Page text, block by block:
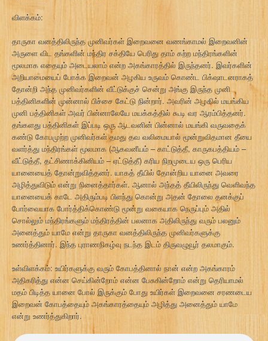
விளக்கம்:
தாருகா வனத்திலிருந்த முனிவர்கள் இறைவனை வணங்காமல் இறைவனின்
அருளை விட தங்களின் மந்திர சக்தியே பெரிது தாம் கற்ற மந்திரங்களின்
மூலமாக எதையும் அடையலாம் என்ற அகங்காரத்தில் இருந்தனர். இவர்களின்
அறியாமையைப் போக்க இறைவன் அழகிய உருவம் கொண்ட பிக்‌ஷாடனராகத்
தோன்றி அந்த முனிவர்களின் வீட்டுக்குச் சென்று அங்கு இருந்த முனி
பத்தினிகளின் முன்னால் பிச்சை கேட்டு நின்றார். அவரின் அழகில் மயங்கிய
முனி பத்தினிகள் அவர் பின்னாலேயே மயக்கத்தில் கூடி வர ஆரம்பித்தனர்.
தங்களது பத்தினிகள் இப்படி ஒரு ஆடவனின் பின்னால் மயங்கி வருவதைக்
கண்டு கோபமுற்ற முனிவர்கள் தமது தவ வலிமையால் மூன்றுவிதமான தீயை
வளர்த்து மந்திரங்கள் மூலமாக (ஆகவனீயம் – காட்டுத்தீ, காருகபத்தியம் –
வீட்டுத்தீ, தட்சிணாக்கினியம் – ஏட்டுத்தீ) கரிய நிறமுடைய ஒரு பெரிய
யானையைத் தோன்றுவித்தனர். யாகத் தீயில் தோன்றிய யானை அவரை
அழித்துவிடும் என்று நினைத்தார்கள். ஆனால் அந்தத் தீயிலிருந்து வெளிவந்த
யானையைக் காடே அதிரும்படி பிளந்து கொன்று அதன் தோலை தனக்குப்
போர்வையாக போர்த்திக்கொண்டு மூன்று வகையாக நெருப்பும் அதில்
சொல்லும் மந்திரங்களும் மந்திரத்தின் பலனாக அதிலிருந்து வரும் பலனும்
அனைத்தும் யாமே என்று தாருகா வனத்திலிருந்த முனிவர்களுக்கு
உணர்த்தினார். இந்த புராணநிகழ்வு நடந்த இடம் திருவழுவூர் தலமாகும்.
உள்விளக்கம்: உயிர்களுக்கு வரும் கோபத்தினால் நான் என்ற அகங்காரம்
அதிகரித்து என்ன செய்கின்றோம் என்ன பேசுகின்றோம் என்று தெரியாமல்
மதம் பிடித்த யானை போல் இருக்கும் போது உயிர்கள் இறைவனை சரணடைய
இறைவன் கோபத்தையும் அகங்காரத்தையும் அழித்து அனைத்தும் யாமே
என்று உணர்த்துகிறார்.